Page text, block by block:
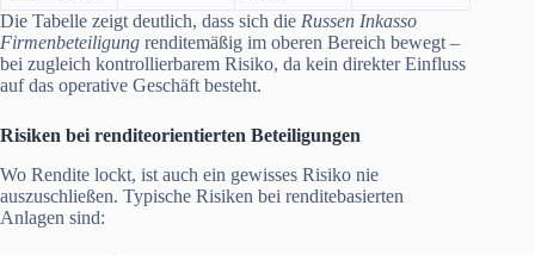
Die Tabelle zeigt deutlich, dass sich die Russen Inkasso
Firmenbeteiligung renditemäßig im oberen Bereich bewegt –
bei zugleich kontrollierbarem Risiko, da kein direkter Einfluss
auf das operative Geschäft besteht.
Risiken bei renditeorientierten Beteiligungen
Wo Rendite lockt, ist auch ein gewisses Risiko nie
auszuschließen. Typische Risiken bei renditebasierten
Anlagen sind: